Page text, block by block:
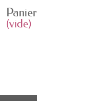
Panier
(vide)